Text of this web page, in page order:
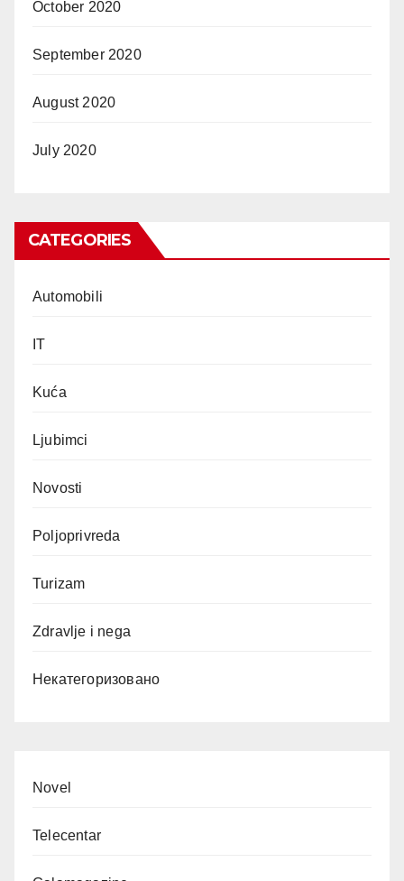
October 2020
September 2020
August 2020
July 2020
CATEGORIES
Automobili
IT
Kuća
Ljubimci
Novosti
Poljoprivreda
Turizam
Zdravlje i nega
Некатегоризовано
Novel
Telecentar